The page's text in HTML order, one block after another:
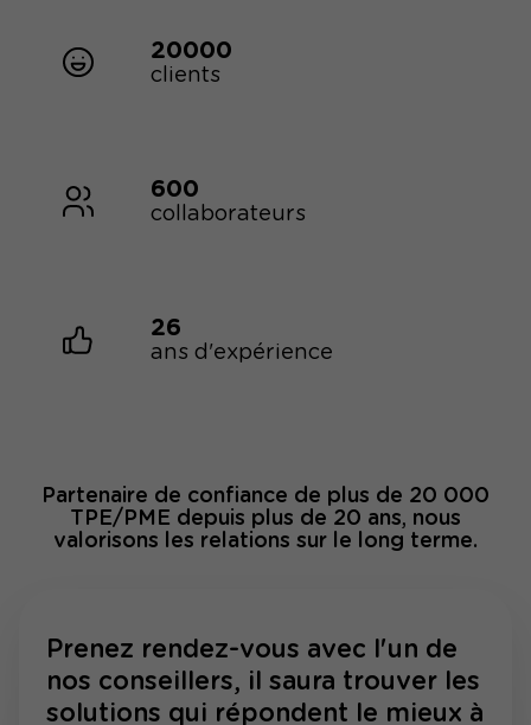
20000
clients
600
collaborateurs
26
ans d'expérience
Partenaire de confiance de plus de 20 000
TPE/PME depuis plus de 20 ans, nous
valorisons les relations sur le long terme.
Prenez rendez-vous avec l'un de
nos conseillers, il saura trouver les
solutions qui répondent le mieux à